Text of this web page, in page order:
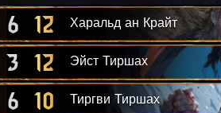
6 12 Харальд ан Крайт
3 12 Эйст Тиршах
6 10 Тиргви Тиршах